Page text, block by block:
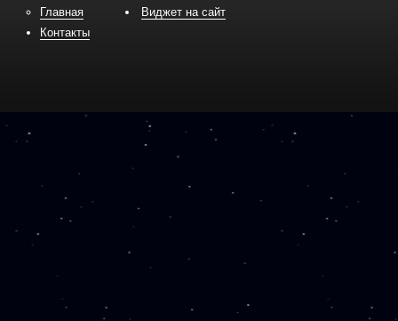
Главная
Контакты
Виджет на сайт